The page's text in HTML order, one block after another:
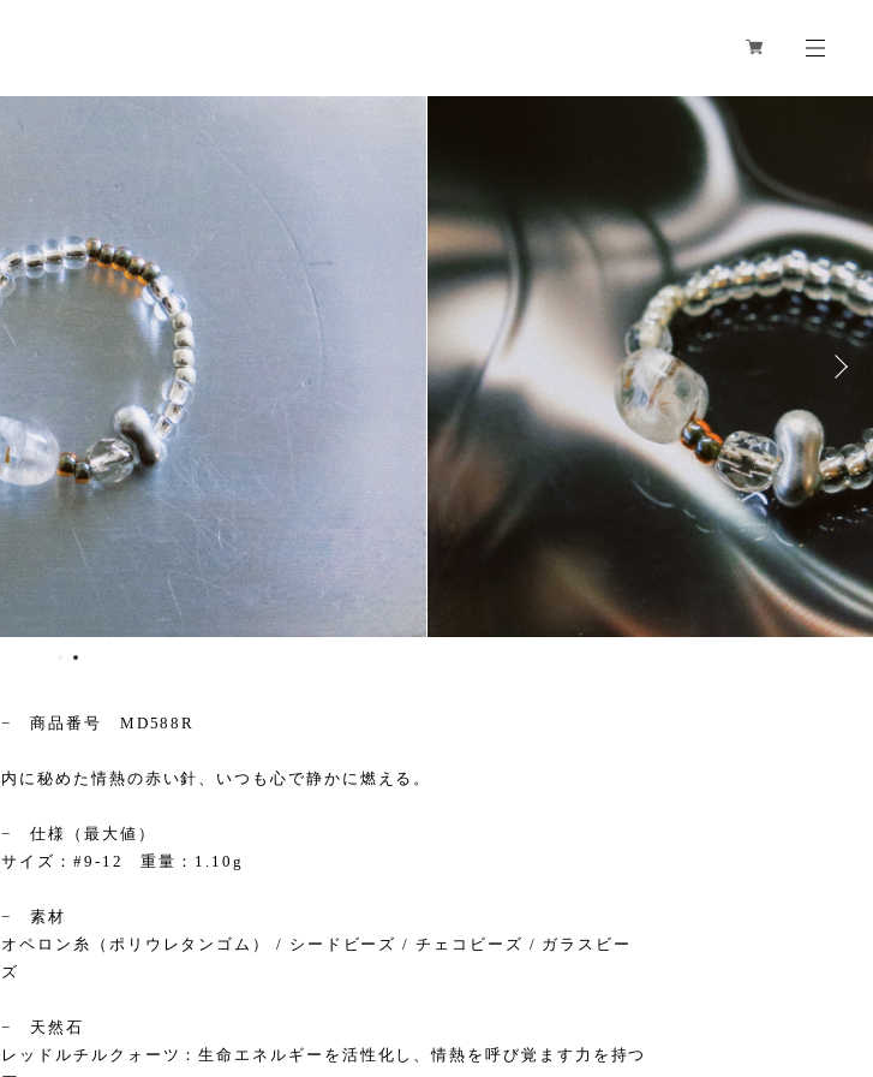
− 商品番号 MD588R
内に秘めた情熱の赤い針、いつも心で静かに燃える。
− 仕様（最大値）
サイズ：#9-12 重量：1.10g
− 素材
オペロン糸（ポリウレタンゴム） / シードビーズ / チェコビーズ / ガラスビー
ズ
− 天然石
レッドルチルクォーツ：生命エネルギーを活性化し、情熱を呼び覚ます力を持つ